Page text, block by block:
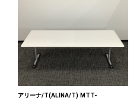
アリーナ/T(ALINA/T) MTT-